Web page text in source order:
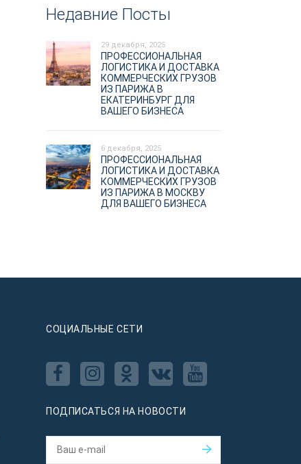
Недавние Посты
29 декабря, 2025
ПРОФЕССИОНАЛЬНАЯ
ЛОГИСТИКА И ДОСТАВКА
КОММЕРЧЕСКИХ ГРУЗОВ
ИЗ ПАРИЖА В
ЕКАТЕРИНБУРГ ДЛЯ
ВАШЕГО БИЗНЕСА
6 декабря, 2025
ПРОФЕССИОНАЛЬНАЯ
ЛОГИСТИКА И ДОСТАВКА
КОММЕРЧЕСКИХ ГРУЗОВ
ИЗ ПАРИЖА В МОСКВУ
ДЛЯ ВАШЕГО БИЗНЕСА
CОЦИАЛЬНЫЕ СЕТИ
ПОДПИСАТЬСЯ НА НОВОСТИ